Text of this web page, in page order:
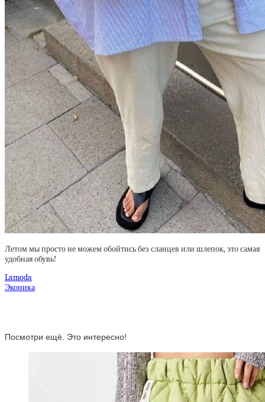
Летом мы просто не можем обойтись без сланцев или шлепок, это самая
удобная обувь!
Lamoda
Эконика
Посмотри ещё. Это интересно!